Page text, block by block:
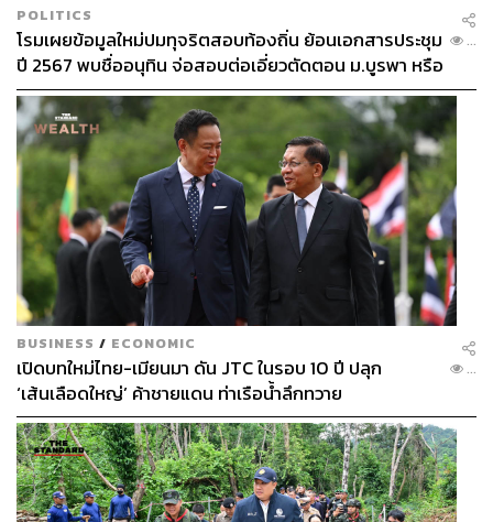
POLITICS
โรมเผยข้อมูลใหม่ปมทุจริตสอบท้องถิ่น ย้อนเอกสารประชุม
ปี 2567 พบชื่ออนุทิน จ่อสอบต่อเอี่ยวตัดตอน ม.บูรพา หรือ
ไม่
...
BUSINESS / ECONOMIC
เปิดบทใหม่ไทย-เมียนมา ดัน JTC ในรอบ 10 ปี ปลุก
‘เส้นเลือดใหญ่’ ค้าชายแดน ท่าเรือน้ำลึกทวาย
...